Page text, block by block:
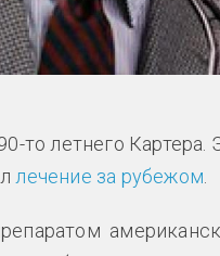
то летнего Картера.
лечение за рубежом.